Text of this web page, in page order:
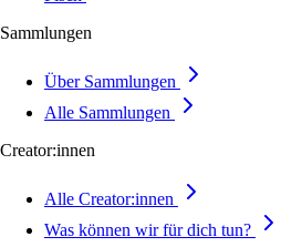
Sammlungen
Über Sammlungen
Alle Sammlungen
Creator:innen
Alle Creator:innen
Was können wir für dich tun?